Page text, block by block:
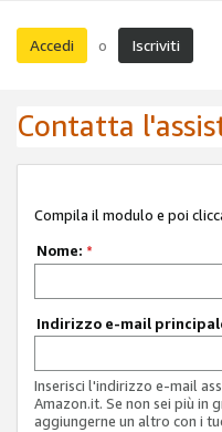
Accedi o Iscriviti
Contatta
Compila il modulo e poi
Nome: *
Indirizzo e-mail
Inserisci l'indirizzo e-mail
Amazon.it. Se non sei più in
aggiungerne un altro con i